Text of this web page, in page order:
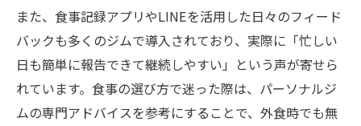
また、食事記録アプリやLINEを活用した日々のフィード
バックも多くのジムで導入されており、実際に「忙しい
日も簡単に報告できて継続しやすい」という声が寄せら
れています。食事の選び方で迷った際は、パーソナルジ
ムの専門アドバイスを参考にすることで、外食時でも無